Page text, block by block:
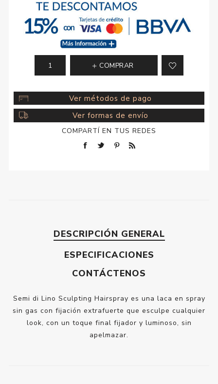
COMPRAR
Ver métodos de pago
Ver formas de envío
COMPARTÍ EN TUS REDES
DESCRIPCIÓN GENERAL
ESPECIFICACIONES
CONTÁCTENOS
Semi di Lino Sculpting Hairspray es una laca en spray
sin gas con fijación extrafuerte que esculpe cualquier
look, con un toque final fijador y luminoso, sin
apelmazar.